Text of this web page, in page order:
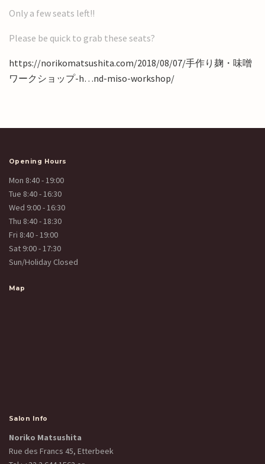
Only a few seats left!!
Please be quick to grab these seats?
https://norikomatsushita.com/2018/08/07/手作り麹・味噌
ワークショップ-h…nd-miso-workshop/
Opening Hours
Mon 8:40 - 19:00
Tue 8:40 - 16:30
Wed 9:00 - 16:30
Thu 8:40 - 18:30
Fri 8:40 - 19:00
Sat 9:00 - 17:30
Sun/Holiday Closed
Map
Salon Info
Noriko Matsushita
Rue des Francs 45, Etterbeek